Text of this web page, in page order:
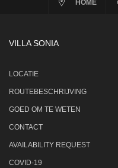
HOME
VILLA SONIA
LOCATIE
ROUTEBESCHRIJVING
GOED OM TE WETEN
CONTACT
AVAILABILITY REQUEST
COVID-19